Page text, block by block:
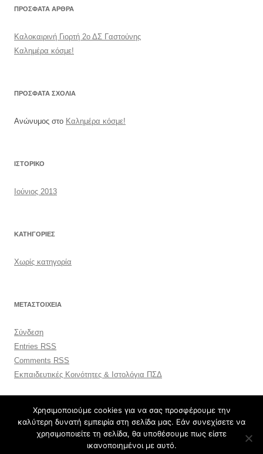
ΠΡΌΣΦΑΤΑ ΆΡΘΡΑ
Καλοκαιρινή Γιορτή 2ο ΔΣ Γαστούνης
Καλημέρα κόσμε!
ΠΡΌΣΦΑΤΑ ΣΧΌΛΙΑ
Ανώνυμος στο Καλημέρα κόσμε!
ΙΣΤΟΡΙΚΌ
Ιούνιος 2013
KΑΤΗΓΟΡΊΕΣ
Χωρίς κατηγορία
ΜΕΤΑΣΤΟΙΧΕΊΑ
Σύνδεση
Entries RSS
Comments RSS
Εκπαιδευτικές Κοινότητες & Ιστολόγια ΠΣΔ
Φιλοξενείται στο https://blogs.sch.gr
Χρησιμοποιούμε cookies για να σας προσφέρουμε την
καλύτερη δυνατή εμπειρία στη σελίδα μας. Εάν συνεχίσετε να
χρησιμοποιείτε τη σελίδα, θα υποθέσουμε πως είστε
ικανοποιημένοι με αυτό.